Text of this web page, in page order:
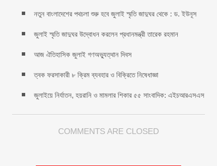
নতুন বাংলাদেশের পথচলা শুরু হবে জুলাই স্মৃতি জাদুঘর থেকে : ড. ইউনূস
জুলাই স্মৃতি জাদুঘর উদ্বোধন করলেন প্রধানমন্ত্রী তারেক রহমান
আজ ঐতিহাসিক জুলাই গণঅভ্যুত্থান দিবস
ত্বক ফরসাকারী ৮ ক্রিম ব্যবহার ও বিক্রিতে নিষেধাজ্ঞা
জুলাইয়ে নির্যাতন, হয়রানি ও মামলার শিকার ৫৫ সাংবাদিক: এইচআরএসএস
COMMENTS ARE CLOSED